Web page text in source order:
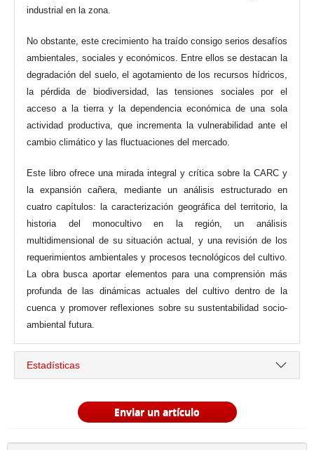
industrial en la zona.
No obstante, este crecimiento ha traído consigo serios desafíos
ambientales, sociales y económicos. Entre ellos se destacan la
degradación del suelo, el agotamiento de los recursos hídricos,
la pérdida de biodiversidad, las tensiones sociales por el
acceso a la tierra y la dependencia económica de una sola
actividad productiva, que incrementa la vulnerabilidad ante el
cambio climático y las fluctuaciones del mercado.
Este libro ofrece una mirada integral y crítica sobre la CARC y
la expansión cañera, mediante un análisis estructurado en
cuatro capítulos: la caracterización geográfica del territorio, la
historia del monocultivo en la región, un análisis
multidimensional de su situación actual, y una revisión de los
requerimientos ambientales y procesos tecnológicos del cultivo.
La obra busca aportar elementos para una comprensión más
profunda de las dinámicas actuales del cultivo dentro de la
cuenca y promover reflexiones sobre su sustentabilidad socio-
ambiental futura.
Estadísticas
Enviar un artículo